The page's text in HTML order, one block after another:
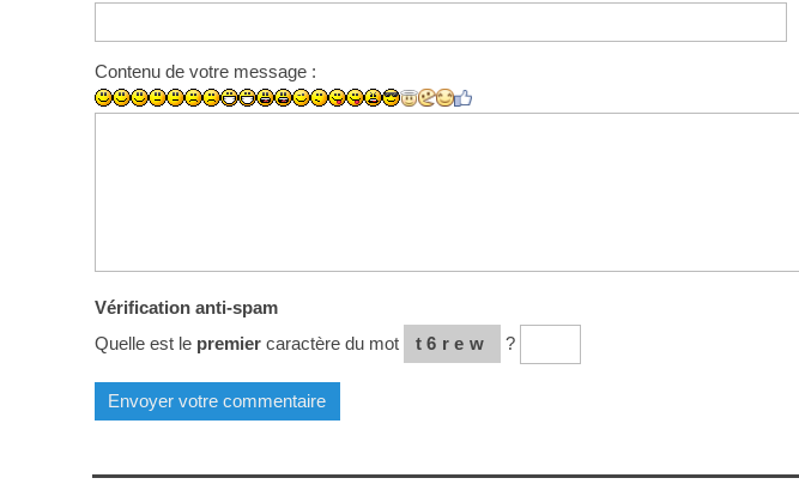
Contenu de votre message :
Vérification anti-spam
Quelle est le premiercaractère du mot t6rew ?